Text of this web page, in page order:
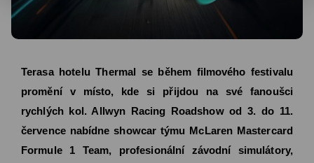
Terasa hotelu Thermal se během filmového festivalu
promění v místo, kde si přijdou na své fanoušci
rychlých kol. Allwyn Racing Roadshow od 3. do 11.
července nabídne showcar týmu McLaren Mastercard
Formule 1 Team, profesionální závodní simulátory,